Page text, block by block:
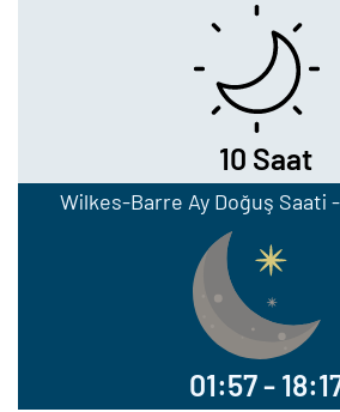
10 Saat
Wilkes-Barre Ay Doğuş Saati
01:57 -